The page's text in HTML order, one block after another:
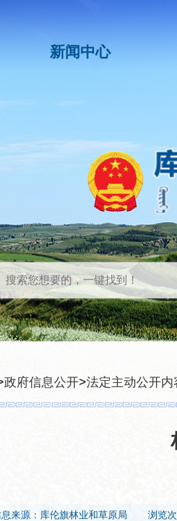
新闻中心
政府信息公开>法定主动公开内
来源： 库伦旗林业和草原局 浏览